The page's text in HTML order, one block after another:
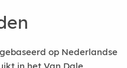
op Nederlandse